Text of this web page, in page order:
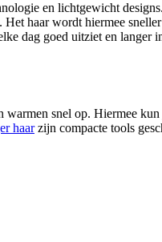
en lichtgewicht
haar wordt hiermee
dag goed uitziet en langer
snel op. Hiermee
haarzijn compacte tools